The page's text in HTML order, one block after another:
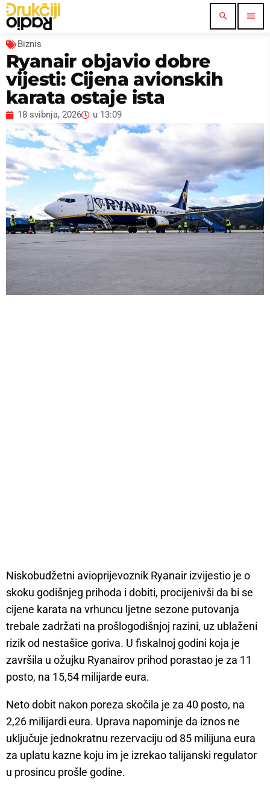
search menu
Biznis
Ryanair objavio dobre
vijesti: Cijena avionskih
karata ostaje ista
18 svibnja, 2026 u 13:09
Niskobudžetni avioprijevoznik Ryanair izvijestio je o
skoku godišnjeg prihoda i dobiti, procijenivši da bi se
cijene karata na vrhuncu ljetne sezone putovanja
trebale zadržati na prošlogodišnjoj razini, uz ublaženi
rizik od nestašice goriva. U fiskalnoj godini koja je
završila u ožujku Ryanairov prihod porastao je za 11
posto, na 15,54 milijarde eura.
Neto dobit nakon poreza skočila je za 40 posto, na
2,26 milijardi eura. Uprava napominje da iznos ne
uključuje jednokratnu rezervaciju od 85 milijuna eura
za uplatu kazne koju im je izrekao talijanski regulator
u prosincu prošle godine.